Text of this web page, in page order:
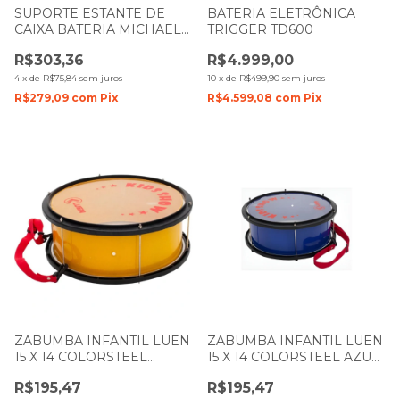
SUPORTE ESTANTE DE
CAIXA BATERIA MICHAEL
R$303,36
4 x de R$75,84 sem juros
R$279,09 com Pix
BATERIA ELETRÔNICA
TRIGGER TD600
R$4.999,00
10 x de R$499,90 sem juros
R$4.599,08 com Pix
ZABUMBA INFANTIL LUEN
15 X 14 COLORSTEEL
R$195,47
ZABUMBA INFANTIL LUEN
15 X 14 COLORSTEEL AZUL
R$195,47